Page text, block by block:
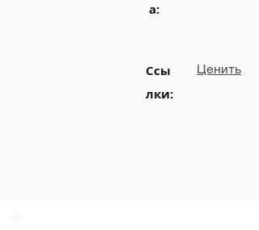
а:
Ссы
лки:
Ценить